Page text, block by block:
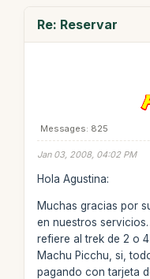
Re: Reservar
Messages: 825
Jan 03, 2008, 04:02 PM
Hola Agustina:
Muchas gracias por
en nuestros
refiere al trek de 2 o
Machu Picchu, si,
pagando con tarjeta